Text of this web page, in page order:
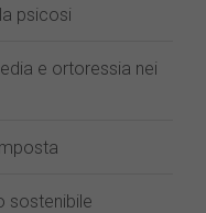
psicosi
e ortoressia nei
sostenibile